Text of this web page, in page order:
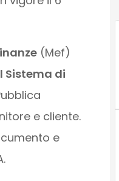
(Mef)
Sistema di
e cliente.
e